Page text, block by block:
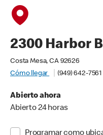
2300 Harbor
Costa Mesa, CA 92626
Cómo llegar
(949) 642-7561
Abierto ahora
Abierto 24 horas